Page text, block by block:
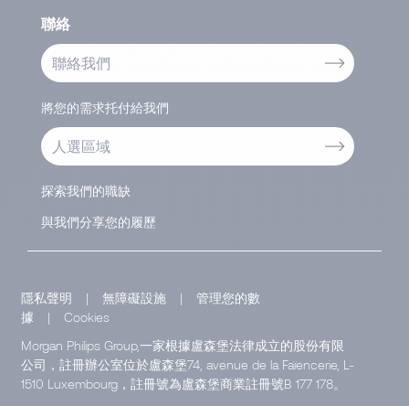
聯絡
聯絡我們
將您的需求托付給我們
人選區域
探索我們的職缺
與我們分享您的履歷
隱私聲明 | 無障礙設施 |
管理您的數
據
|
Cookies
Morgan Philips Group,一家根據盧森堡法律成立的股份有限
公司，註冊辦公室位於盧森堡74, avenue de la Faïencerie, L-
1510 Luxembourg，註冊號為盧森堡商業註冊號B 177 178。